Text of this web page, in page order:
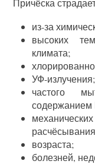
из-за
высоких
климата;
УФ-излучения;
частого
возраста;
болезней,